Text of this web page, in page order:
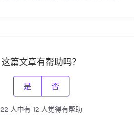
这篇文章有帮助吗？
是 否
22 人中有 12 人觉得有帮助